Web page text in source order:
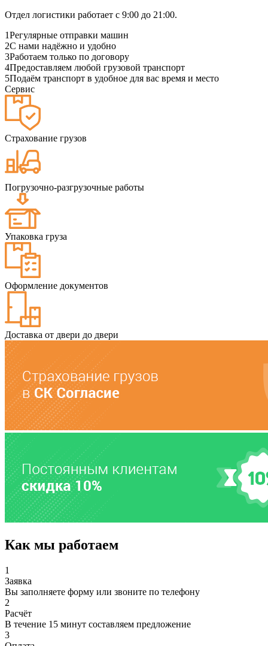
Отдел логистики работает с 9:00 до 21:00.
1Регулярные отправки машин
2С нами надёжно и удобно
3Работаем только по договору
4Предоставляем любой грузовой транспорт
5Подаём транспорт в удобное для вас время и место
Сервис
Страхование грузов
Погрузочно-разгрузочные работы
Упаковка груза
Оформление документов
Доставка от двери до двери
Как мы работаем
1
Заявка
Вы заполняете форму или звоните по телефону
2
Расчёт
В течение 15 минут составляем предложение
3